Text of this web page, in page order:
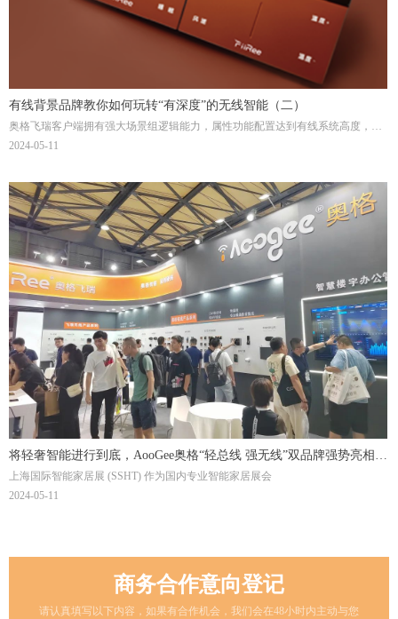
有线背景品牌教你如何玩转“有深度”的无线智能（二）
奥格飞瑞客户端拥有强大场景组逻辑能力，属性功能配置达到有线系统高度，如
果对智能照明认知高度足够，可开放进入进阶功能配置。
2024-05-11
将轻奢智能进行到底，AooGee奥格“轻总线 强无线”双品牌强势亮相，
燃爆SSHT
上海国际智能家居展 (SSHT) 作为国内专业智能家居展会
2024-05-11
商务合作意向登记
请认真填写以下内容，如果有合作机会，我们会在48小时内主动与您